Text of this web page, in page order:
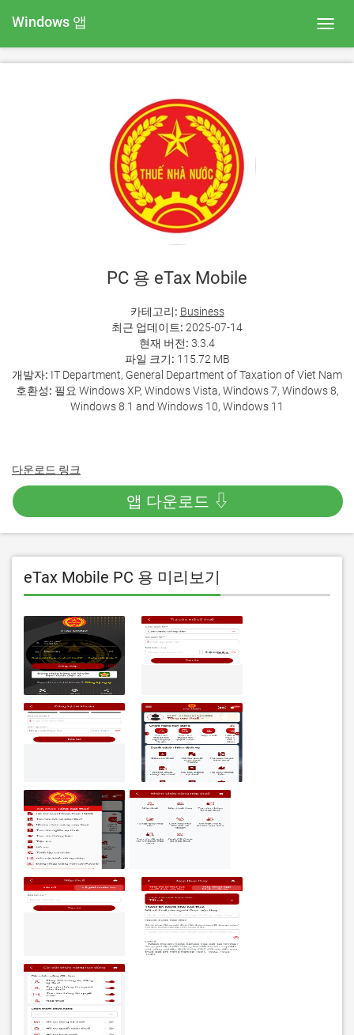
Windows 앱
PC 용 eTax Mobile
카테고리: Business
최근 업데이트: 2025-07-14
현재 버전: 3.3.4
파일 크기: 115.72 MB
개발자: IT Department, General Department of Taxation of Viet Nam
호환성: 필요 Windows XP, Windows Vista, Windows 7, Windows 8,
Windows 8.1 and Windows 10, Windows 11
다운로드 링크
앱 다운로드 ⇩
eTax Mobile PC 용 미리보기